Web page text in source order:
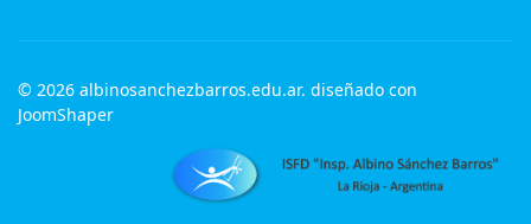
© 2026 albinosanchezbarros.edu.ar. diseñado con
JoomShaper